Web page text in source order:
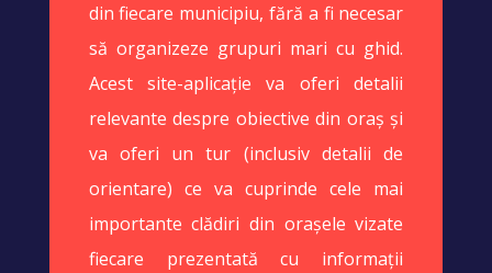
din fiecare municipiu, fără a fi necesar
să organizeze grupuri mari cu ghid.
Acest site-aplicație va oferi detalii
relevante despre obiective din oraș și
va oferi un tur (inclusiv detalii de
orientare) ce va cuprinde cele mai
importante clădiri din orașele vizate
fiecare prezentată cu informații